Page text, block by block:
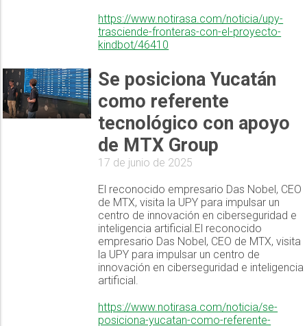
https://www.notirasa.com/noticia/upy-
trasciende-fronteras-con-el-proyecto-
kindbot/46410
Se posiciona Yucatán
como referente
tecnológico con apoyo
de MTX Group
17 de junio de 2025
El reconocido empresario Das Nobel, CEO
de MTX, visita la UPY para impulsar un
centro de innovación en ciberseguridad e
inteligencia artificial.El reconocido
empresario Das Nobel, CEO de MTX, visita
la UPY para impulsar un centro de
innovación en ciberseguridad e inteligencia
artificial.
https://www.notirasa.com/noticia/se-
posiciona-yucatan-como-referente-